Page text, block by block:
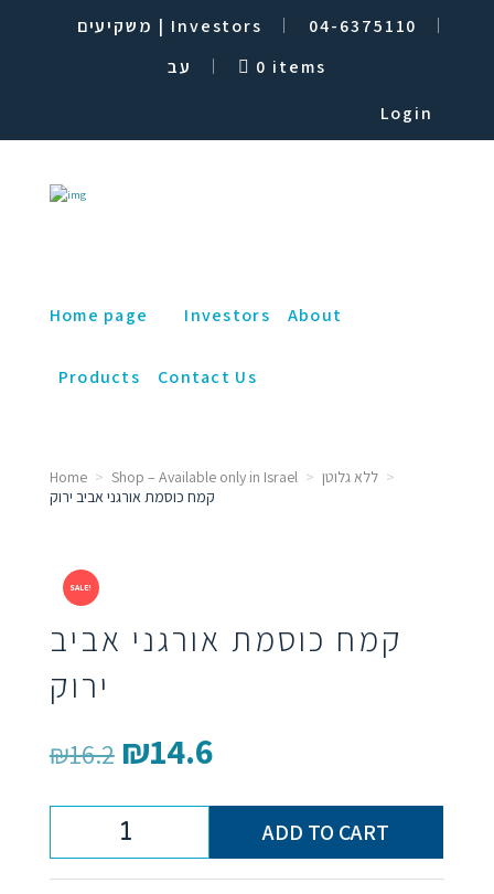
משקיעים | Investors
04-6375110
עב
0 items
Login
Home page Investors About
Products Contact Us
Home Shop – Available only in Israel
ללא גלוטן
קמח כוסמת אורגני אביב ירוק
SALE!
קמח כוסמת אורגני אביב
ירוק
₪16.2 Original
was:
₪16.2.
₪14.6Current
₪14.6.
כוסמת
ADD TO CART